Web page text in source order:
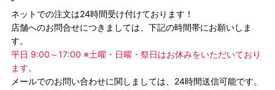
ネットでの注文は24時間受け付けております！
店舗へのお問合せにつきましては、下記の時間帯にお願いしま
す。
平日 9:00～17:00 ※土曜・日曜・祭日はお休みをいただいており
ます。
メールでのお問い合わせに関しましては、24時間送信可能です。